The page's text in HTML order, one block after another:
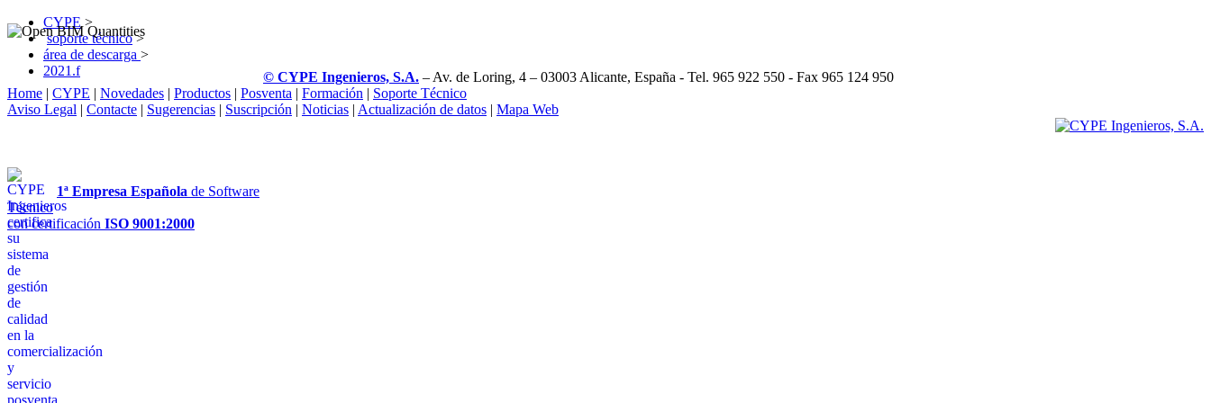
CYPE >
soporte técnico>
área de descarga >
2021.f
© CYPE Ingenieros, S.A. – Av. de Loring, 4 – 03003 Alicante, España - Tel. 965 922 550 - Fax 965 124 950
Home | CYPE | Novedades | Productos | Posventa | Formación | Soporte Técnico
Aviso Legal | Contacte | Sugerencias | Suscripción | Noticias | Actualización de datos | Mapa Web
1ª Empresa Española de Software
Técnico
con certificación ISO 9001:2000